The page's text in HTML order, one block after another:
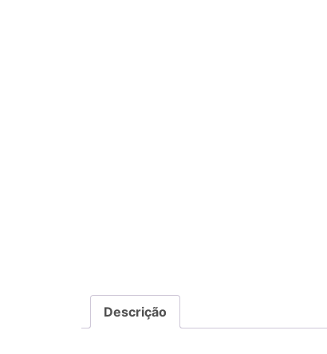
Descrição